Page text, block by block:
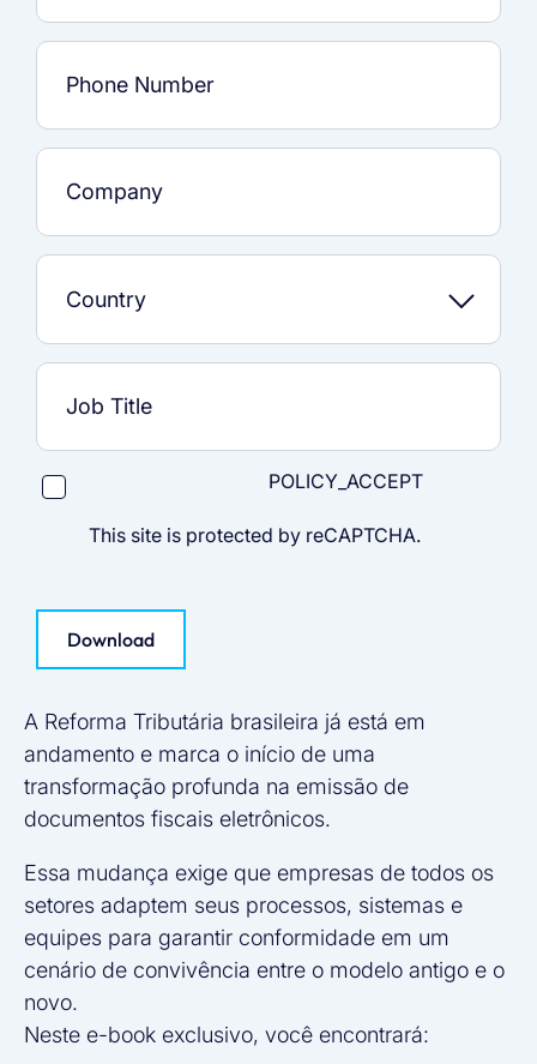
A Reforma Tributária brasileira já está em
andamento e marca o início de uma
transformação profunda na emissão de
documentos fiscais eletrônicos.
Essa mudança exige que empresas de todos os
setores adaptem seus processos, sistemas e
equipes para garantir conformidade em um
cenário de convivência entre o modelo antigo e o
novo.
Neste e-book exclusivo, você encontrará:
POLICY_ACCEPT
This site is protected by reCAPTCHA.
Download